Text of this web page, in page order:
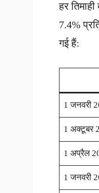
हर
7.4%
गई हैं:
1 जनवरी
1 अक्टूबर
1 अप्रैल
1 जनवरी